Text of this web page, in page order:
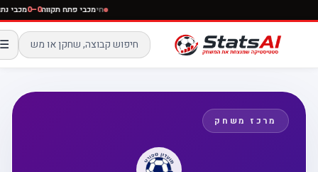
חימכבי פתח תקווה0–0 מכבי
☰
מרכז משחק